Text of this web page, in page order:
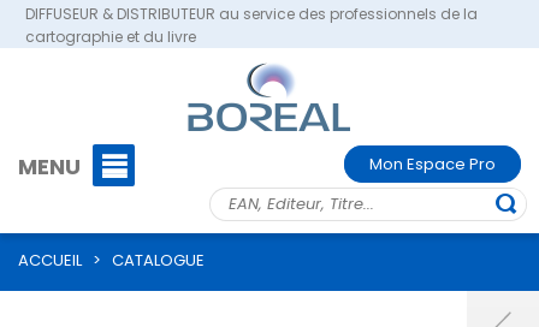
DIFFUSEUR & DISTRIBUTEUR au service des professionnels de la
cartographie et du livre
MENU Mon Espace Pro
ACCUEIL > CATALOGUE